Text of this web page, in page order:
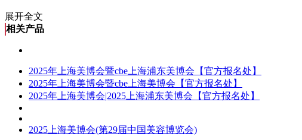
展开全文
相关产品
2025年上海美博会暨cbe上海浦东美博会【官方报名处】
2025年上海美博会暨cbe上海美博会【官方报名处】
2025年上海美博会|2025上海浦东美博会【官方报名处】
2025上海美博会(第29届中国美容博览会)